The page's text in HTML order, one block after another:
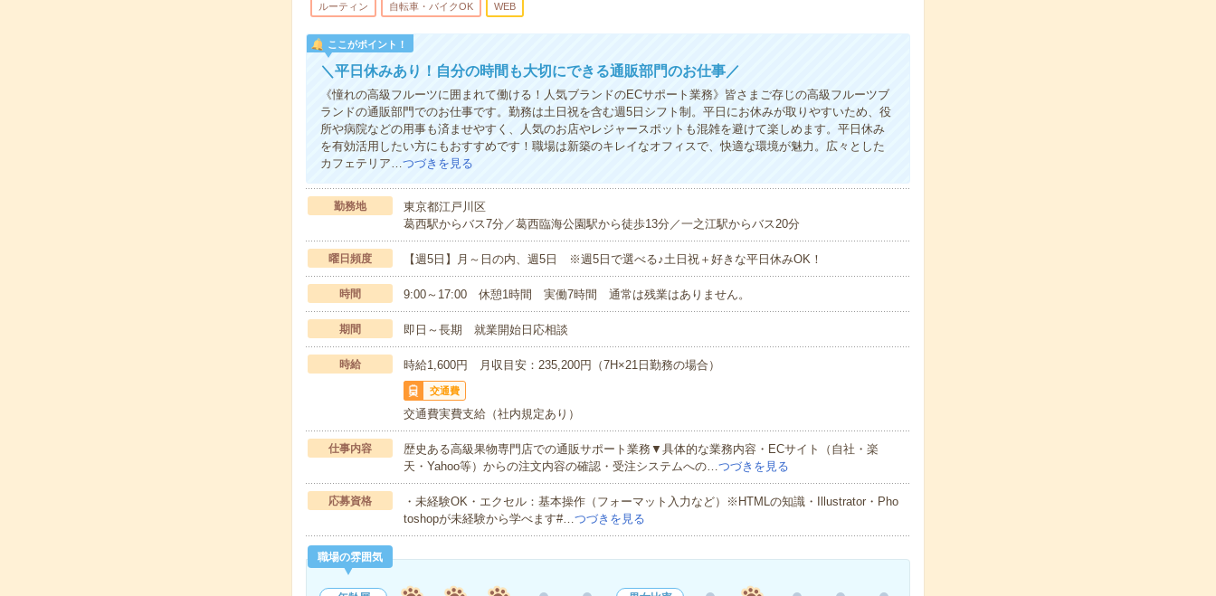
ルーティン 自転車・バイクOK WEB
ここがポイント！
＼平日休みあり！自分の時間も大切にできる通販部門のお仕事／
《憧れの高級フルーツに囲まれて働ける！人気ブランドのECサポート業務》皆さまご存じの高級フルーツブ
ランドの通販部門でのお仕事です。勤務は土日祝を含む週5日シフト制。平日にお休みが取りやすいため、役
所や病院などの用事も済ませやすく、人気のお店やレジャースポットも混雑を避けて楽しめます。平日休み
を有効活用したい方にもおすすめです！職場は新築のキレイなオフィスで、快適な環境が魅力。広々とした
カフェテリア…つづきを見る
勤務地
東京都江戸川区
葛西駅からバス7分／葛西臨海公園駅から徒歩13分／一之江駅からバス20分
曜日頻度 【週5日】月～日の内、週5日 ※週5日で選べる♪土日祝＋好きな平日休みOK！
時間 9:00～17:00 休憩1時間 実働7時間 通常は残業はありません。
期間 即日～長期 就業開始日応相談
時給 時給1,600円 月収目安：235,200円（7H×21日勤務の場合）
交通費
交通費実費支給（社内規定あり）
仕事内容
歴史ある高級果物専門店での通販サポート業務▼具体的な業務内容・ECサイト（自社・楽
天・Yahoo等）からの注文内容の確認・受注システムへの…つづきを見る
応募資格
・未経験OK・エクセル：基本操作（フォーマット入力など）※HTMLの知識・Illustrator・Pho
toshopが未経験から学べます#…つづきを見る
職場の雰囲気